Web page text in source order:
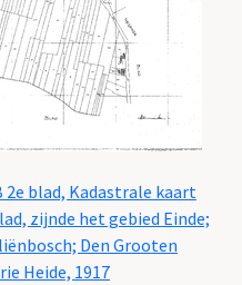
blad, Kadastrale kaart
zijnde het gebied Einde;
Den Grooten
Heide, 1917